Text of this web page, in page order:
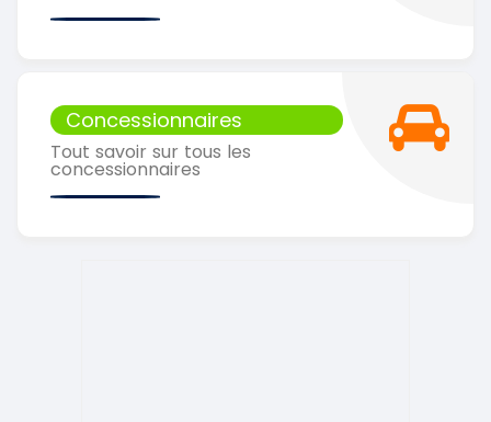
Concessionnaires
Tout savoir sur tous les
concessionnaires